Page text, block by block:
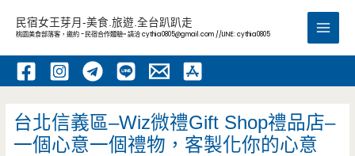
內
民宿女王芽月-美食.旅遊.全台趴趴走
桃園美食部落客，邀約 -民宿合作體驗~ 請洽cythia0805@gmail.com //LINE: cythia0805
Main
台北信義區–Wiz微禮Gift Shop禮品店–
一個心意一個禮物，客製化你的心意